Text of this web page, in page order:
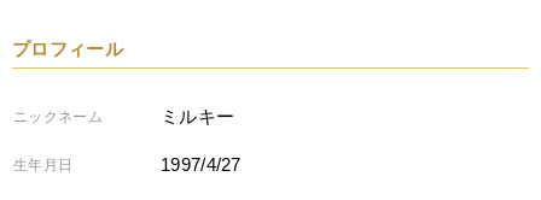
プロフィール
ニックネーム ミルキー
生年月日 1997/4/27